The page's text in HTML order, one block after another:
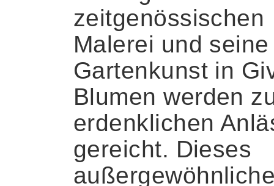
zeitgenössischen
Malerei und seine
Gartenkunst in
Blumen werden
erdenklichen
gereicht. Dieses